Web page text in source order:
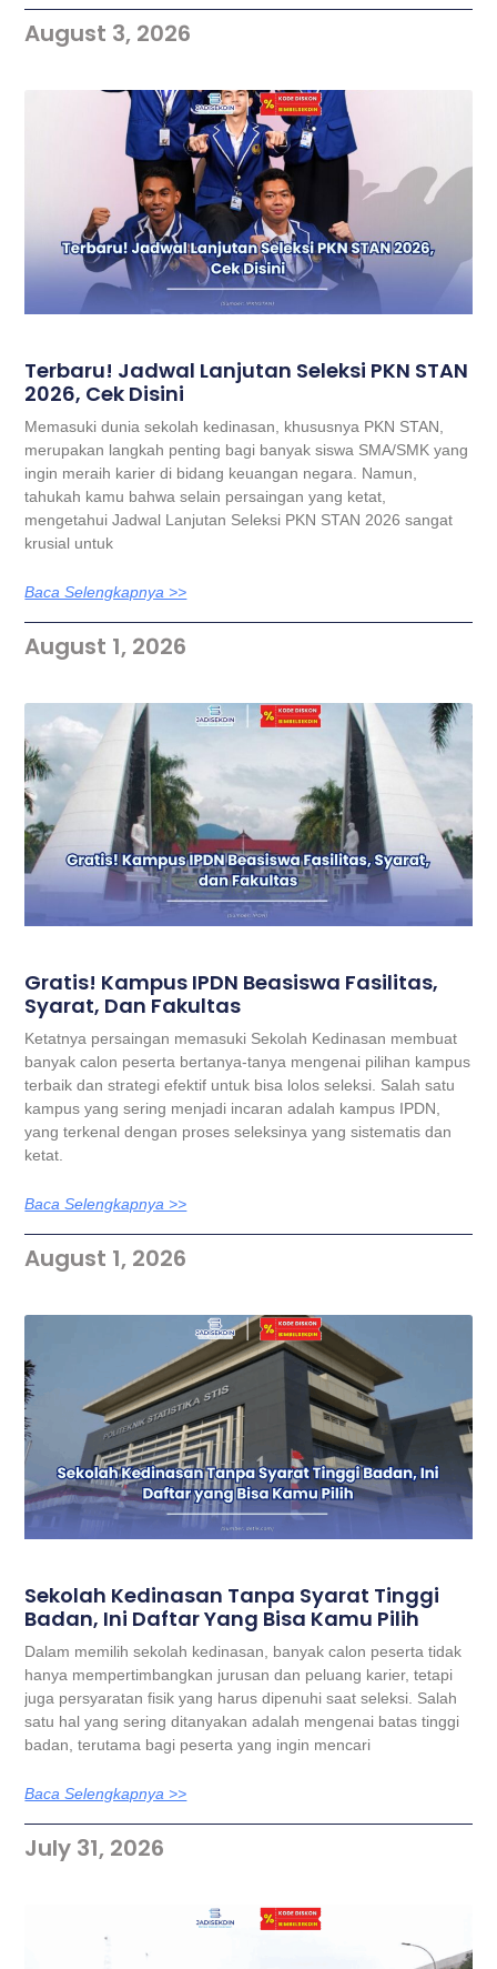
August 3, 2026
Terbaru! Jadwal Lanjutan Seleksi PKN STAN
2026, Cek Disini
Memasuki dunia sekolah kedinasan, khususnya PKN STAN,
merupakan langkah penting bagi banyak siswa SMA/SMK yang
ingin meraih karier di bidang keuangan negara. Namun,
tahukah kamu bahwa selain persaingan yang ketat,
mengetahui Jadwal Lanjutan Seleksi PKN STAN 2026 sangat
krusial untuk
Baca Selengkapnya >>
August 1, 2026
Gratis! Kampus IPDN Beasiswa Fasilitas,
Syarat, Dan Fakultas
Ketatnya persaingan memasuki Sekolah Kedinasan membuat
banyak calon peserta bertanya-tanya mengenai pilihan kampus
terbaik dan strategi efektif untuk bisa lolos seleksi. Salah satu
kampus yang sering menjadi incaran adalah kampus IPDN,
yang terkenal dengan proses seleksinya yang sistematis dan
ketat.
Baca Selengkapnya >>
August 1, 2026
Sekolah Kedinasan Tanpa Syarat Tinggi
Badan, Ini Daftar Yang Bisa Kamu Pilih
Dalam memilih sekolah kedinasan, banyak calon peserta tidak
hanya mempertimbangkan jurusan dan peluang karier, tetapi
juga persyaratan fisik yang harus dipenuhi saat seleksi. Salah
satu hal yang sering ditanyakan adalah mengenai batas tinggi
badan, terutama bagi peserta yang ingin mencari
Baca Selengkapnya >>
July 31, 2026